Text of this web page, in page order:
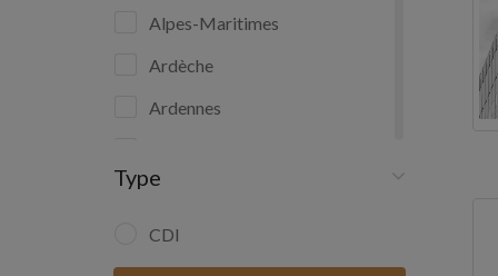
Alpes-Maritimes
Ardèche
Ardennes
Aube
Aude
Type
CDI